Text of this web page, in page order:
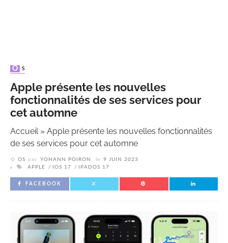
OS
Apple présente les nouvelles
fonctionnalités de ses services pour
cet automne
Accueil» Apple présente les nouvelles fonctionnalités
de ses services pour cet automne
OS par YOHANN POIRON le
9 JUIN 2023
APPLE
IOS 17 IPADOS 17
FACEBOOK